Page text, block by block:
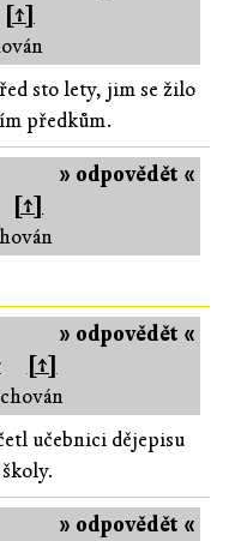
[↑]
sto lety, jim se žilo
předkům.
» odpovědět «
[↑]
» odpovědět «
[↑]
učebnici dějepisu
» odpovědět «